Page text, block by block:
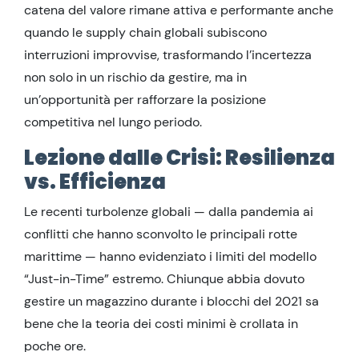
catena del valore rimane attiva e performante anche
quando le supply chain globali subiscono
interruzioni improvvise, trasformando l’incertezza
non solo in un rischio da gestire, ma in
un’opportunità per rafforzare la posizione
competitiva nel lungo periodo.
Lezione dalle Crisi: Resilienza
vs. Efficienza
Le recenti turbolenze globali — dalla pandemia ai
conflitti che hanno sconvolto le principali rotte
marittime — hanno evidenziato i limiti del modello
“Just-in-Time” estremo. Chiunque abbia dovuto
gestire un magazzino durante i blocchi del 2021 sa
bene che la teoria dei costi minimi è crollata in
poche ore.